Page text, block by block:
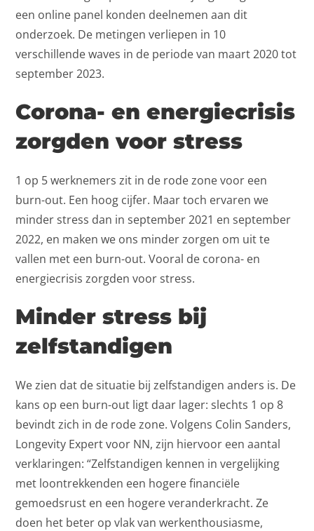
een online panel konden deelnemen aan dit
onderzoek. De metingen verliepen in 10
verschillende waves in de periode van maart 2020 tot
september 2023.
Corona- en energiecrisis
zorgden voor stress
1 op 5 werknemers zit in de rode zone voor een
burn-out. Een hoog cijfer. Maar toch ervaren we
minder stress dan in september 2021 en september
2022, en maken we ons minder zorgen om uit te
vallen met een burn-out. Vooral de corona- en
energiecrisis zorgden voor stress.
Minder stress bij
zelfstandigen
We zien dat de situatie bij zelfstandigen anders is. De
kans op een burn-out ligt daar lager: slechts 1 op 8
bevindt zich in de rode zone. Volgens Colin Sanders,
Longevity Expert voor NN, zijn hiervoor een aantal
verklaringen: “Zelfstandigen kennen in vergelijking
met loontrekkenden een hogere financiële
gemoedsrust en een hogere veranderkracht. Ze
doen het beter op vlak van werkenthousiasme,